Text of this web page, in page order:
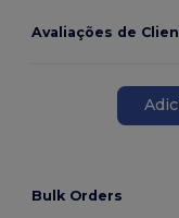
Avaliações de
Bulk Orders